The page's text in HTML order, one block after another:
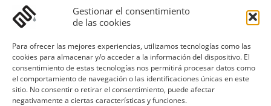
Gestionar el consentimiento
de las cookies
Para ofrecer las mejores experiencias, utilizamos tecnologías como las
cookies para almacenar y/o acceder a la información del dispositivo. El
consentimiento de estas tecnologías nos permitirá procesar datos como
el comportamiento de navegación o las identificaciones únicas en este
sitio. No consentir o retirar el consentimiento, puede afectar
negativamente a ciertas características y funciones.
Asturias
Email:digital@sustanciagris.com
Web:www.sustanciagris.com